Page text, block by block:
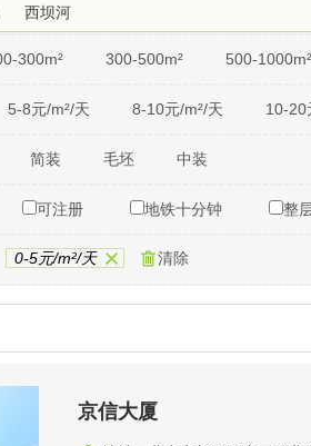
西坝河
300m² 300-500m² 500-1000m²
5-8元/m²/天 8-10元/m²/天 10-20
简装 毛坯 中装
可注册 地铁十分钟 整
0-5元/m²/天 清除
京信大厦